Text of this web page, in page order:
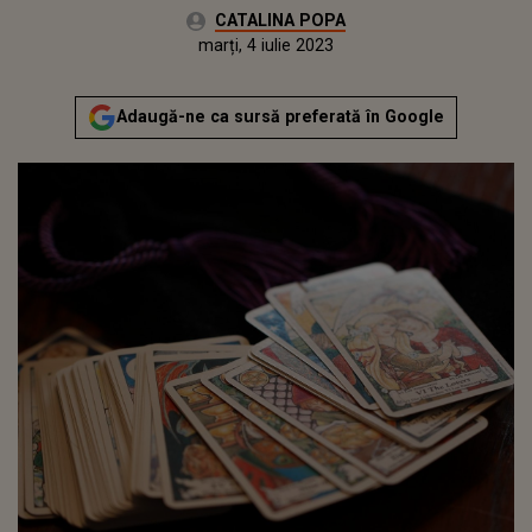
Autor:CATALINA POPA
Actualizat:
marți, 4 iulie 2023
Adaugă-ne ca sursă preferată în Google